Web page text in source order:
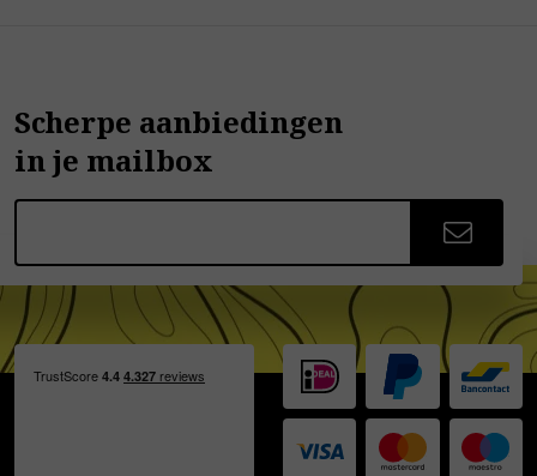
Scherpe aanbiedingen
in je mailbox